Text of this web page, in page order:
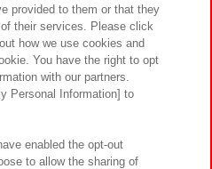
リティ サイトポリシー
アクセシビリティ方針と検証結果
よくあるご質問・お問い合わせ
provided to them or that they
their services. Please click
how we use cookies and
You have the right to opt
with our partners.
Personal Information] to
enabled the opt-out
to allow the sharing of